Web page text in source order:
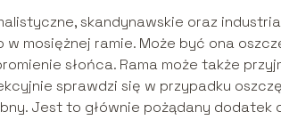
skandynawskie oraz
w mosiężnej ramie. Może być ona
słońca. Rama może także
sprawdzi się w przypadku
Jest to głównie pożądany dodatek